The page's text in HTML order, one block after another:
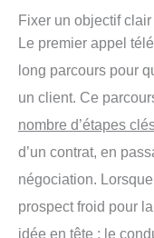
Fixer un objectif
Le premier appel
long parcours pour
un client. Ce
nombre d’étapes
d’un contrat, en
négociation.
prospect froid pour
idée en tête : le